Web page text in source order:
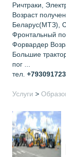
Ричтраки,
Возраст
Беларус(МТЗ),
Фронтальный
Форвардер
Большие
пог ...
тел.
Услуги >